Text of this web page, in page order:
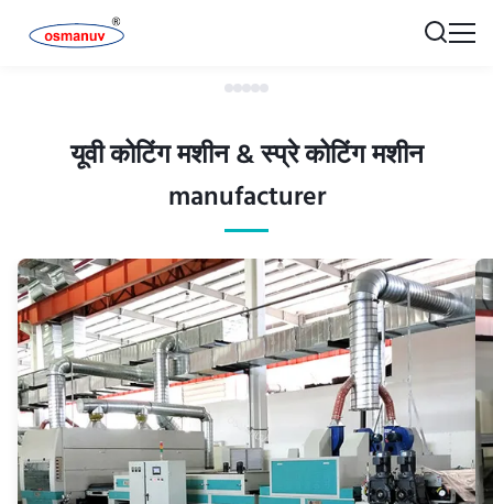
यूवी कोटिंग मशीन & स्प्रे कोटिंग मशीन
manufacturer